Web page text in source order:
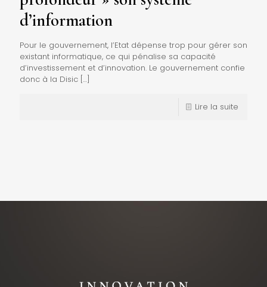
d’information
Pour le gouvernement, l’Etat dépense trop pour gérer son
existant informatique, ce qui pénalise sa capacité
d’investissement et d’innovation. Le gouvernement confie
donc à la Disic […]
Lire la suite